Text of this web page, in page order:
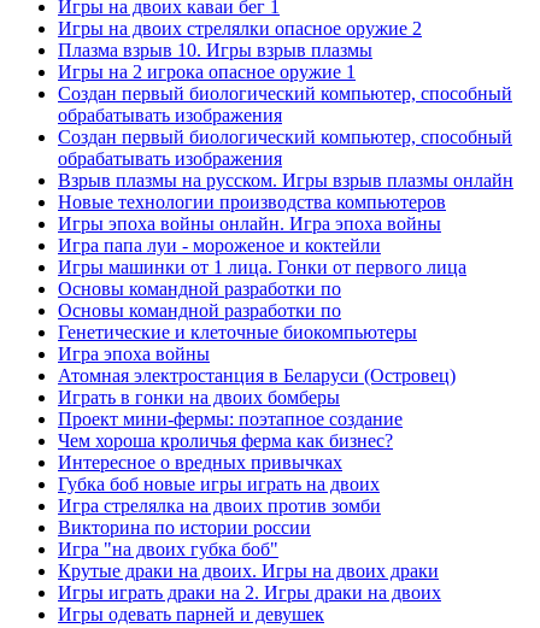
Игры на двоих каваи бег 1
Игры на двоих стрелялки опасное оружие 2
Плазма взрыв 10. Игры взрыв плазмы
Игры на 2 игрока опасное оружие 1
Создан первый биологический компьютер, способный
обрабатывать изображения
Создан первый биологический компьютер, способный
обрабатывать изображения
Взрыв плазмы на русском. Игры взрыв плазмы онлайн
Новые технологии производства компьютеров
Игры эпоха войны онлайн. Игра эпоха войны
Игра папа луи - мороженое и коктейли
Игры машинки от 1 лица. Гонки от первого лица
Основы командной разработки по
Основы командной разработки по
Генетические и клеточные биокомпьютеры
Игра эпоха войны
Атомная электростанция в Беларуси (Островец)
Играть в гонки на двоих бомберы
Проект мини-фермы: поэтапное создание
Чем хороша кроличья ферма как бизнес?
Интересное о вредных привычках
Губка боб новые игры играть на двоих
Игра стрелялка на двоих против зомби
Викторина по истории россии
Игра "на двоих губка боб"
Крутые драки на двоих. Игры на двоих драки
Игры играть драки на 2. Игры драки на двоих
Игры одевать парней и девушек